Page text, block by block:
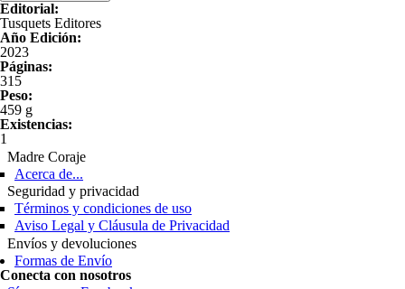
Editorial:
Tusquets Editores
Año Edición:
2023
Páginas:
315
Peso:
459 g
Existencias:
1
Madre Coraje
Acerca de...
Seguridad y privacidad
Términos y condiciones de uso
Aviso Legal y Cláusula de Privacidad
Envíos y devoluciones
Formas de Envío
Conecta con nosotros